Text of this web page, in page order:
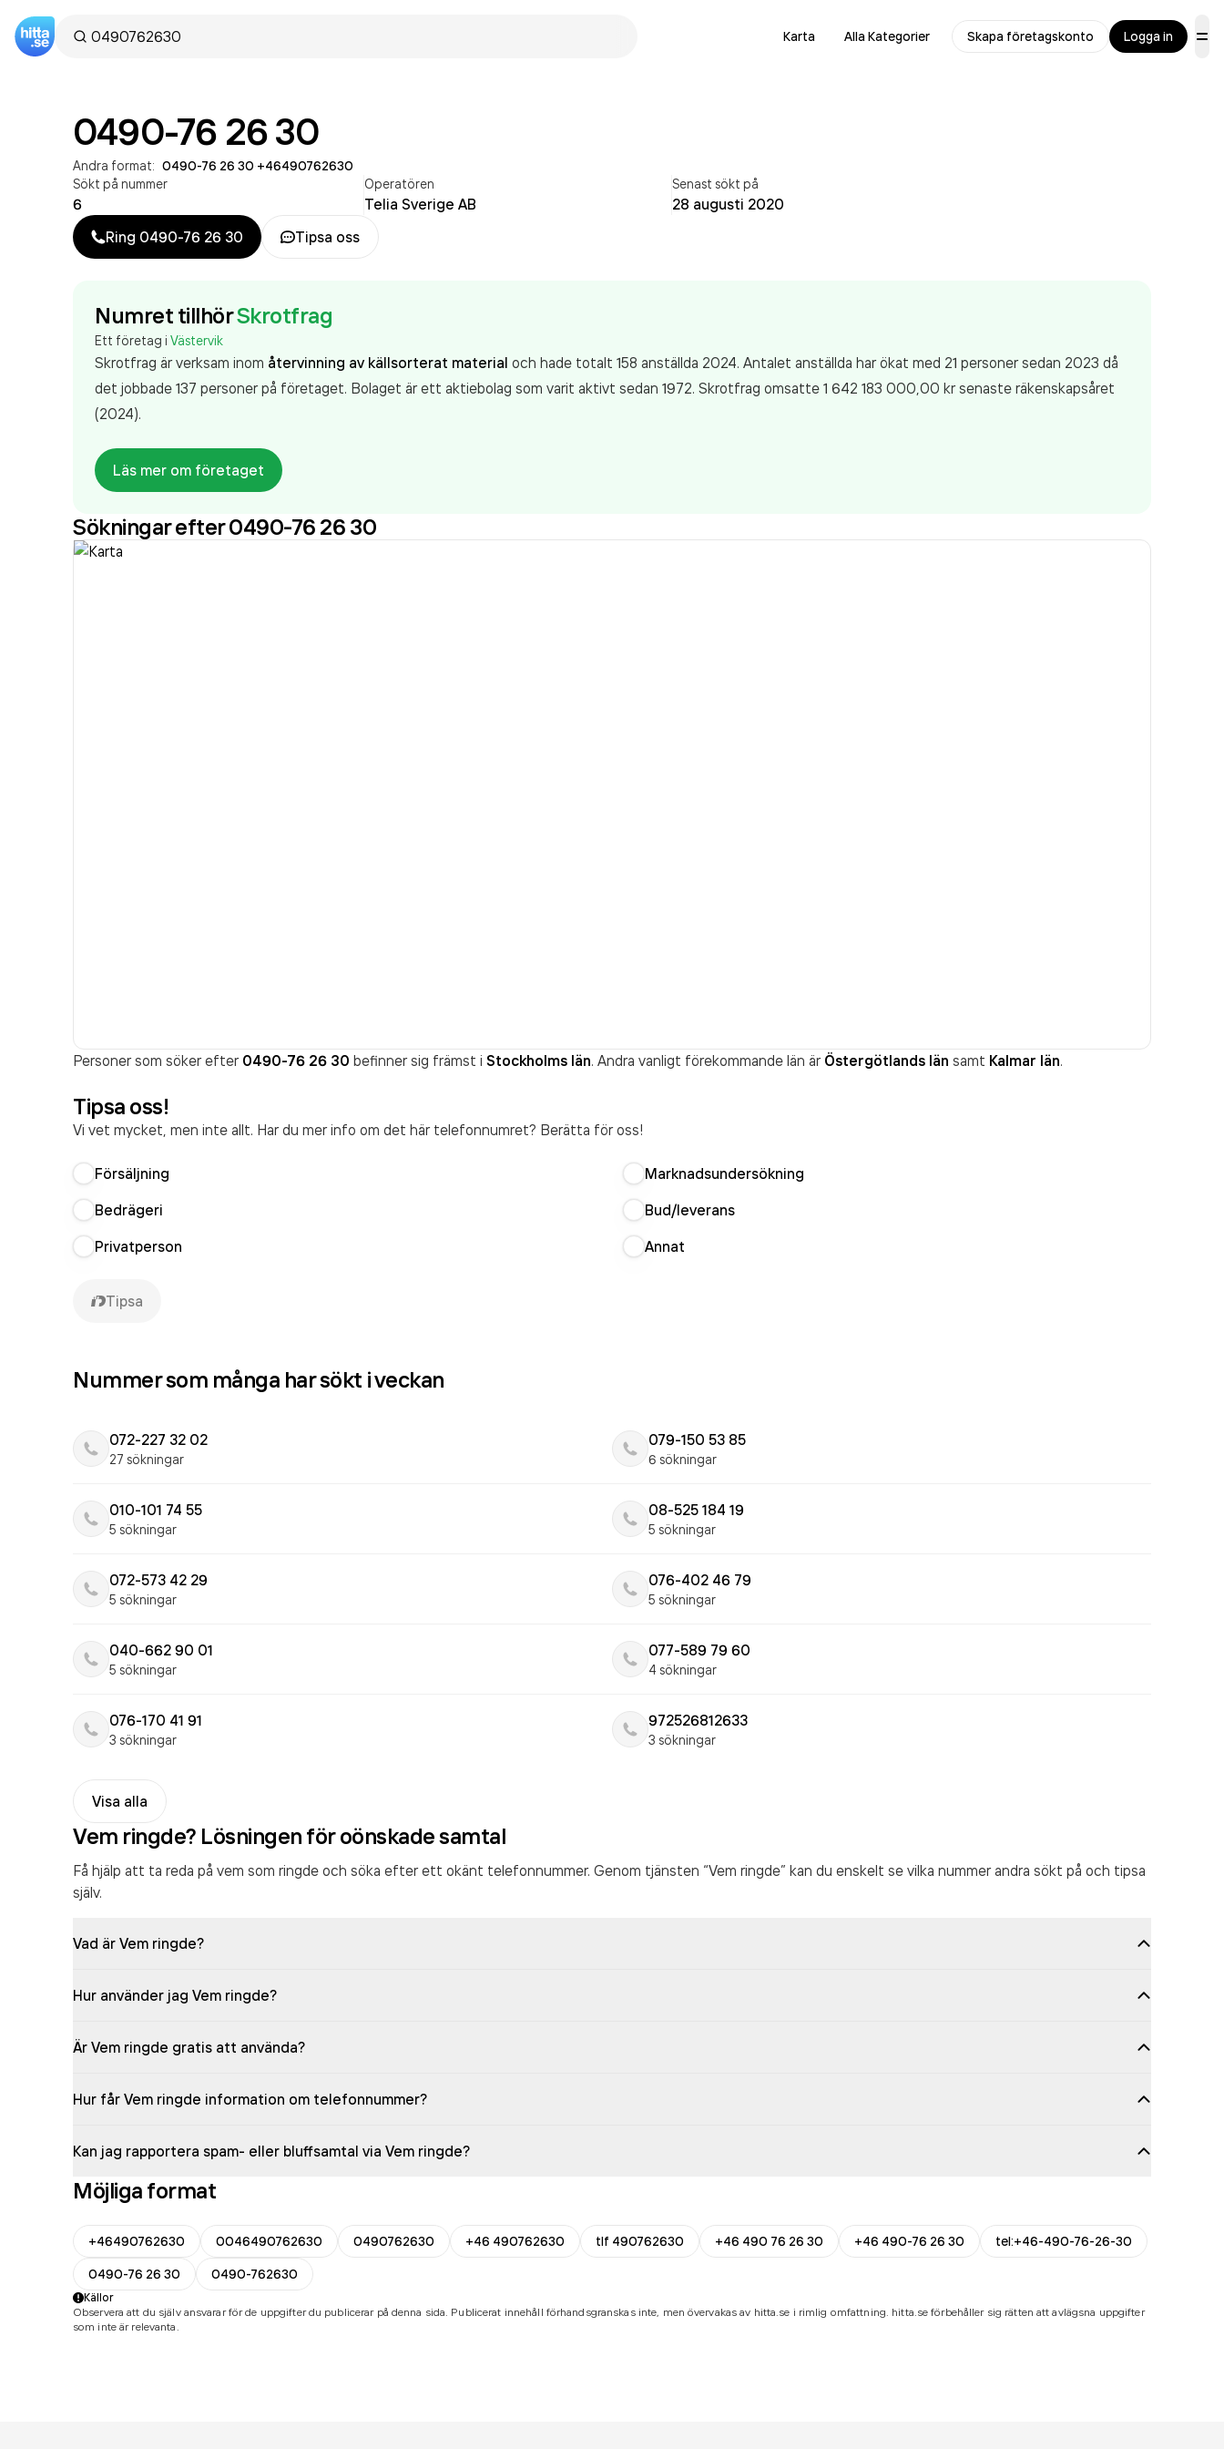
Karta Alla Kategorier Skapa företagskonto Logga in
0490-76 26 30
Andra format: 0490-76 26 30 +46490762630
Sökt på nummer
6
Operatören
Telia Sverige AB
Senast sökt på
28 augusti 2020
Ring 0490-76 26 30 Tipsa oss
Numret tillhörSkrotfrag
Ett företag i Västervik
Skrotfrag är verksam inom återvinning av källsorterat material och hade totalt 158 anställda 2024. Antalet anställda har ökat med 21 personer sedan 2023 då
det jobbade 137 personer på företaget. Bolaget är ett aktiebolag som varit aktivt sedan 1972. Skrotfrag omsatte 1 642 183 000,00 krsenaste räkenskapsåret
(2024).
Läs mer om företaget
Sökningar efter 0490-76 26 30
Personer som söker efter 0490-76 26 30 befinner sig främst i Stockholms län. Andra vanligt förekommande län är Östergötlands län samt Kalmar län.
Tipsa oss!
Vi vet mycket, men inte allt. Har du mer info om det här telefonnumret? Berätta för oss!
Försäljning
Marknadsundersökning
Bedrägeri
Bud/leverans
Privatperson
Annat
Tipsa
Nummer som många har sökt i veckan
072-227 32 02
27 sökningar
079-150 53 85
6 sökningar
010-101 74 55
5 sökningar
08-525 184 19
5 sökningar
072-573 42 29
5 sökningar
076-402 46 79
5 sökningar
040-662 90 01
5 sökningar
077-589 79 60
4 sökningar
076-170 41 91
3 sökningar
972526812633
3 sökningar
Visa alla
Vem ringde? Lösningen för oönskade samtal
Få hjälp att ta reda på vem som ringde och söka efter ett okänt telefonnummer. Genom tjänsten “Vem ringde” kan du enskelt se vilka nummer andra sökt på och tipsa
själv.
Vad är Vem ringde?
Hur använder jag Vem ringde?
Är Vem ringde gratis att använda?
Hur får Vem ringde information om telefonnummer?
Kan jag rapportera spam- eller bluffsamtal via Vem ringde?
Möjliga format
+46490762630 0046490762630 0490762630 +46 490762630 tlf 490762630 +46 490 76 26 30 +46 490-76 26 30
tel:+46-490-76-26-30
0490-76 26 30
0490-762630
Källor
Observera att du själv ansvarar för de uppgifter du publicerar på denna sida. Publicerat innehåll förhandsgranskas inte, men övervakas av hitta.se i rimlig omfattning. hitta.se förbehåller sig rätten att avlägsna uppgifter
som inte är relevanta.